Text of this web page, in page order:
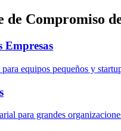
Compromiso
Empresas
equipos pequeños y
para grandes